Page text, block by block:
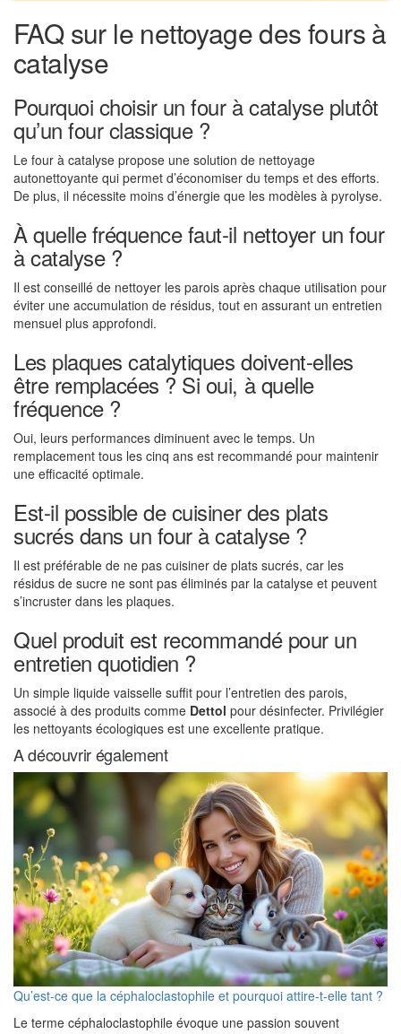
FAQ sur le nettoyage des fours à
catalyse
Pourquoi choisir un four à catalyse plutôt
qu’un four classique ?
Le four à catalyse propose une solution de nettoyage
autonettoyante qui permet d’économiser du temps et des efforts.
De plus, il nécessite moins d’énergie que les modèles à pyrolyse.
À quelle fréquence faut-il nettoyer un four
à catalyse ?
Il est conseillé de nettoyer les parois après chaque utilisation pour
éviter une accumulation de résidus, tout en assurant un entretien
mensuel plus approfondi.
Les plaques catalytiques doivent-elles
être remplacées ? Si oui, à quelle
fréquence ?
Oui, leurs performances diminuent avec le temps. Un
remplacement tous les cinq ans est recommandé pour maintenir
une efficacité optimale.
Est-il possible de cuisiner des plats
sucrés dans un four à catalyse ?
Il est préférable de ne pas cuisiner de plats sucrés, car les
résidus de sucre ne sont pas éliminés par la catalyse et peuvent
s’incruster dans les plaques.
Quel produit est recommandé pour un
entretien quotidien ?
Un simple liquide vaisselle suffit pour l’entretien des parois,
associé à des produits comme Dettol pour désinfecter. Privilégier
les nettoyants écologiques est une excellente pratique.
A découvrir également
Qu’est-ce que la céphaloclastophile et pourquoi attire-t-elle tant ?
Le terme céphaloclastophile évoque une passion souvent